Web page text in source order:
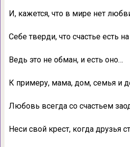
И, кажется, что в мире нет
Себе тверди, что счастье есть
Ведь это не обман, и есть оно…
К примеру, мама, дом, семья и
Любовь всегда со счастьем
Неси свой крест, когда друзья